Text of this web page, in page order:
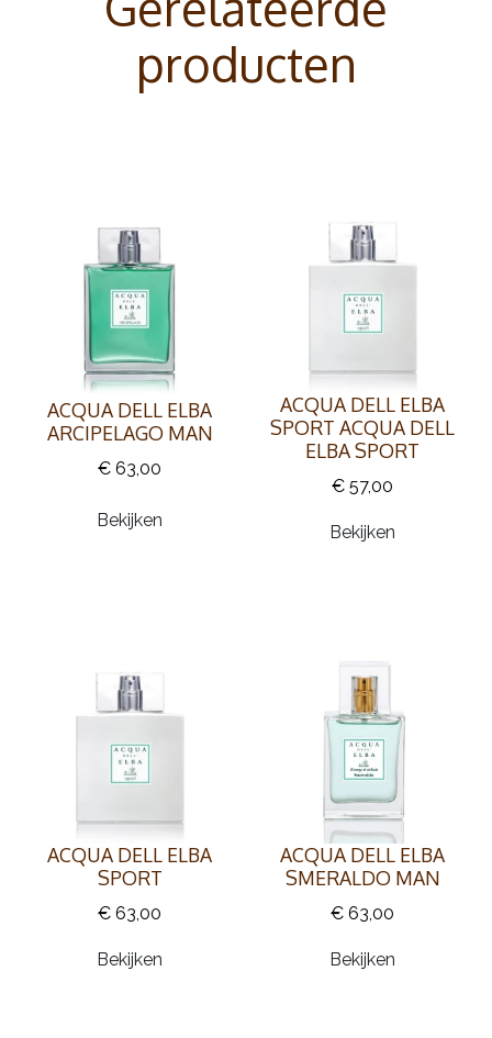
producten
ACQUA DELL ELBA
ARCIPELAGO MAN
€ 63,00
Bekijken
ACQUA DELL ELBA
SPORT ACQUA DELL
ELBA SPORT
€ 57,00
Bekijken
ACQUA DELL ELBA
SPORT
€ 63,00
Bekijken
ACQUA DELL ELBA
SMERALDO MAN
€ 63,00
Bekijken